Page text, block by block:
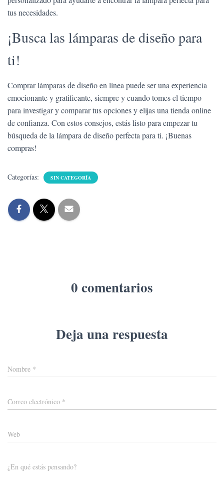
tus necesidades.
¡Busca las lámparas de diseño para
ti!
Comprar lámparas de diseño en línea puede ser una experiencia
emocionante y gratificante, siempre y cuando tomes el tiempo
para investigar y comparar tus opciones y elijas una tienda online
de confianza. Con estos consejos, estás listo para empezar tu
búsqueda de la lámpara de diseño perfecta para ti. ¡Buenas
compras!
Categorías: SIN CATEGORÍA
0 comentarios
Deja una respuesta
Nombre *
Correo electrónico *
Web
¿En qué estás pensando?